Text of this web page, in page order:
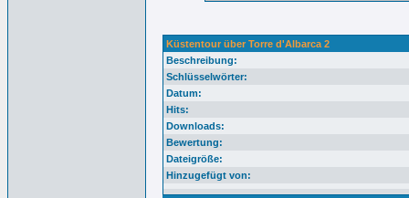
Küstentour über Torre d'Albarca 2
Beschreibung:
Schlüsselwörter:
Datum:
Hits:
Downloads:
Bewertung:
Dateigröße:
Hinzugefügt von: